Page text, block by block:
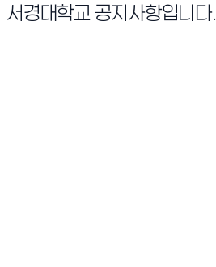
서경대학교 공지사항입니다.